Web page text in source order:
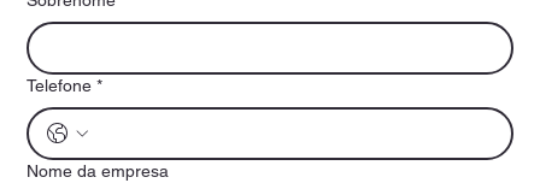
Telefone *
Nome da empresa